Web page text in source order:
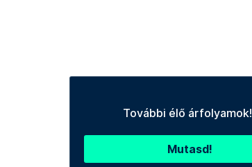
További élő árfolyamok!
Mutasd!